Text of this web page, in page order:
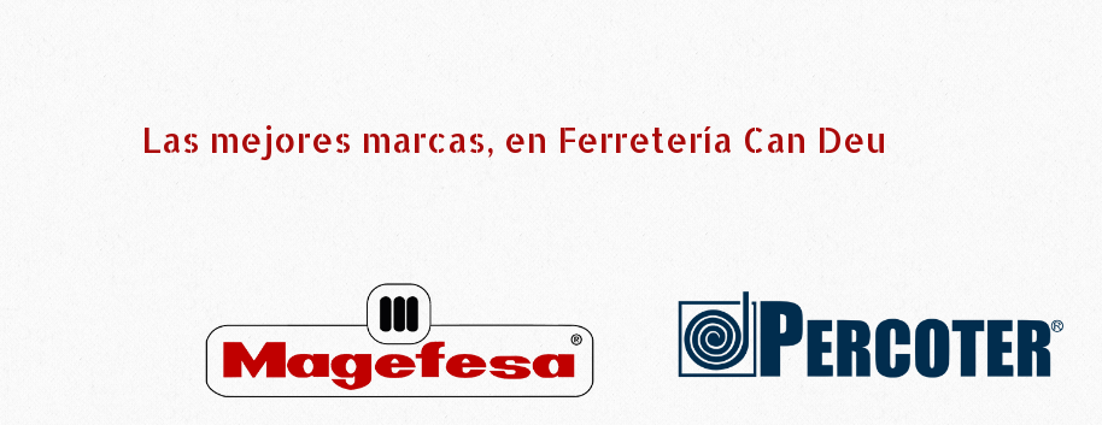
Las mejores marcas, en Ferretería Can Deu